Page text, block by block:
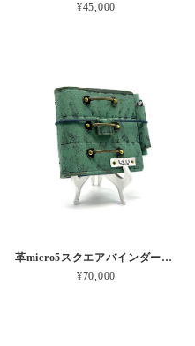
¥45,000
革micro5スクエアバインダー手帳 “ したたる引き出しにそっとしまう” 本革
¥70,000